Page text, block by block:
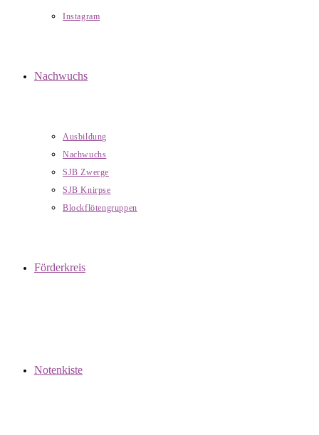
Instagram
Nachwuchs
Ausbildung
Nachwuchs
SJB Zwerge
SJB Knirpse
Blockflötengruppen
Förderkreis
Notenkiste